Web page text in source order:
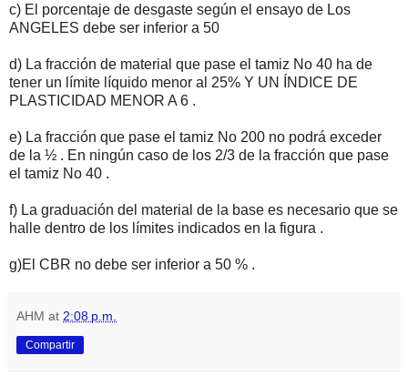
c) El porcentaje de desgaste según el ensayo de Los
ANGELES debe ser inferior a 50
d) La fracción de material que pase el tamiz No 40 ha de
tener un límite líquido menor al 25% Y UN ÍNDICE DE
PLASTICIDAD MENOR A 6 .
e) La fracción que pase el tamiz No 200 no podrá exceder
de la ½ . En ningún caso de los 2/3 de la fracción que pase
el tamiz No 40 .
f) La graduación del material de la base es necesario que se
halle dentro de los límites indicados en la figura .
g)El CBR no debe ser inferior a 50 % .
AHM at 2:08 p.m.
Compartir